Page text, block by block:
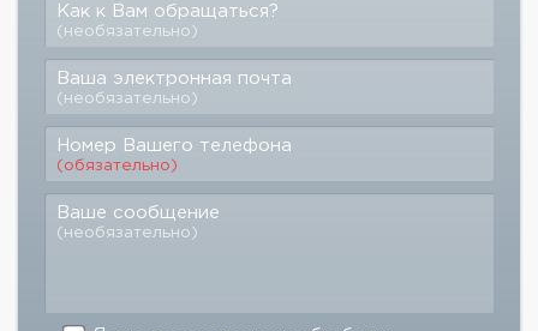
Как к Вам обращаться?
(необязательно)
Ваша электронная почта
(необязательно)
Номер Вашего телефона
(обязательно)
Ваше сообщение
(необязательно)